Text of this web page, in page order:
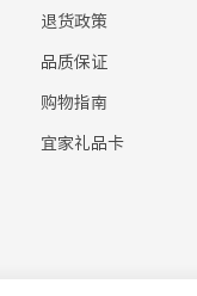
退货政策
品质保证
购物指南
宜家礼品卡